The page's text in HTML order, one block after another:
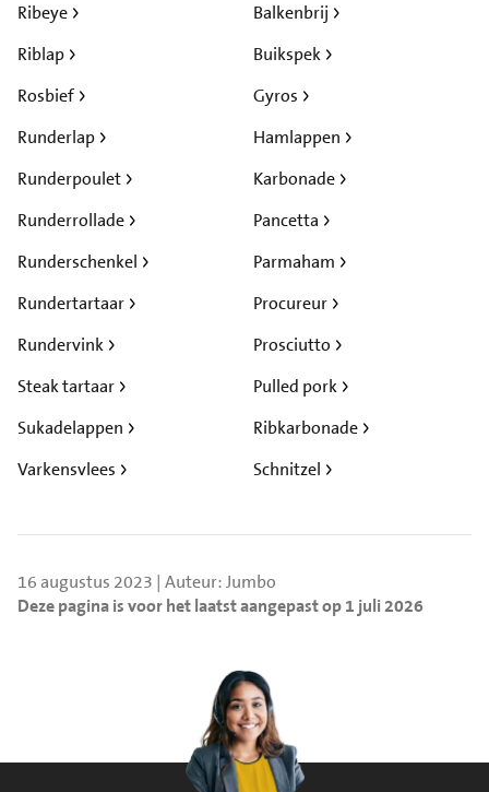
Ribeye
Riblap
Rosbief
Runderlap
Runderpoulet
Runderrollade
Runderschenkel
Rundertartaar
Rundervink
Steak tartaar
Sukadelappen
Varkensvlees
Balkenbrij
Buikspek
Gyros
Hamlappen
Karbonade
Pancetta
Parmaham
Procureur
Prosciutto
Pulled pork
Ribkarbonade
Schnitzel
16 augustus 2023 | Auteur: Jumbo
Deze pagina is voor het laatst aangepast op 1 juli 2026